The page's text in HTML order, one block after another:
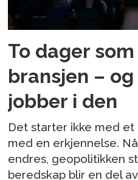
To dager
bransjen –
jobber i den
Det starter ikke med
med en erkjennelse.
endres, geopolitikken
beredskap blir en del